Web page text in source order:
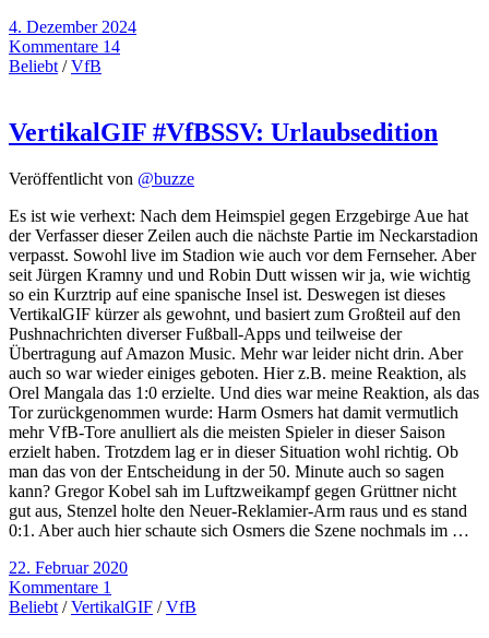
4. Dezember 2024
Kommentare 14
Beliebt /VfB
VertikalGIF #VfBSSV: Urlaubsedition
Veröffentlicht von @buzze
Es ist wie verhext: Nach dem Heimspiel gegen Erzgebirge Aue hat
der Verfasser dieser Zeilen auch die nächste Partie im Neckarstadion
verpasst. Sowohl live im Stadion wie auch vor dem Fernseher. Aber
seit Jürgen Kramny und und Robin Dutt wissen wir ja, wie wichtig
so ein Kurztrip auf eine spanische Insel ist. Deswegen ist dieses
VertikalGIF kürzer als gewohnt, und basiert zum Großteil auf den
Pushnachrichten diverser Fußball-Apps und teilweise der
Übertragung auf Amazon Music. Mehr war leider nicht drin. Aber
auch so war wieder einiges geboten. Hier z.B. meine Reaktion, als
Orel Mangala das 1:0 erzielte. Und dies war meine Reaktion, als das
Tor zurückgenommen wurde: Harm Osmers hat damit vermutlich
mehr VfB-Tore anulliert als die meisten Spieler in dieser Saison
erzielt haben. Trotzdem lag er in dieser Situation wohl richtig. Ob
man das von der Entscheidung in der 50. Minute auch so sagen
kann? Gregor Kobel sah im Luftzweikampf gegen Grüttner nicht
gut aus, Stenzel holte den Neuer-Reklamier-Arm raus und es stand
0:1. Aber auch hier schaute sich Osmers die Szene nochmals im …
22. Februar 2020
Kommentare 1
Beliebt /VertikalGIF /VfB